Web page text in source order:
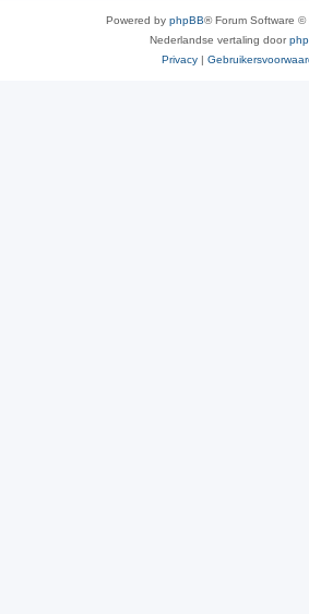
Powered by phpBB® Forum Software ©
Nederlandse vertaling door
Privacy |